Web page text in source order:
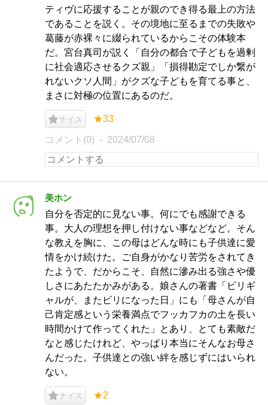
ティヴに応援することが親のでき得る最上の方法
であることを説く。その境地に至るまでの失敗や
葛藤が赤裸々に綴られているからこその体験本
だ。宮台真司が説く「自分の都合で子どもを過剰
に社会適応させるクズ親」「損得勘定でしか繋が
れないクソ人間」がクズな子どもを育てる事と、
まさに対極の位置にあるのだ。
ナイス ★33
コメント(0) 2024/07/08
美ホン
自分を否定的に見ない事。何にでも感謝できる
事。大人の理想を押し付けない事などなど。そん
な教えを胸に、この母はどんな時にも子供達に愛
情をかけ続けた。ご自身がかなり苦労をされてき
たようで、だからこそ、自然に滲み出る強さや優
しさにあたたかみがある。娘さんの著書「ビリギ
ャルが、またビリになった日」にも「母さんが自
己肯定感という栄養満点でフッカフカの土を長い
時間かけて作ってくれた」とあり、とても素敵だ
なと感じたけれど、やっぱり本当にそんなお母さ
んだった。子供達との強い絆を感じずにはいられ
ない。
ナイス ★2